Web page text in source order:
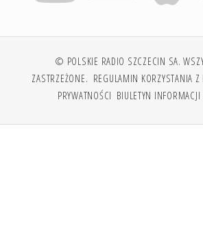
© POLSKIE RADIO SZCZECIN SA.
ZASTRZEŻONE. REGULAMIN KORZYSTANIA Z
PRYWATNOŚCI BIULETYN INFORMACJI